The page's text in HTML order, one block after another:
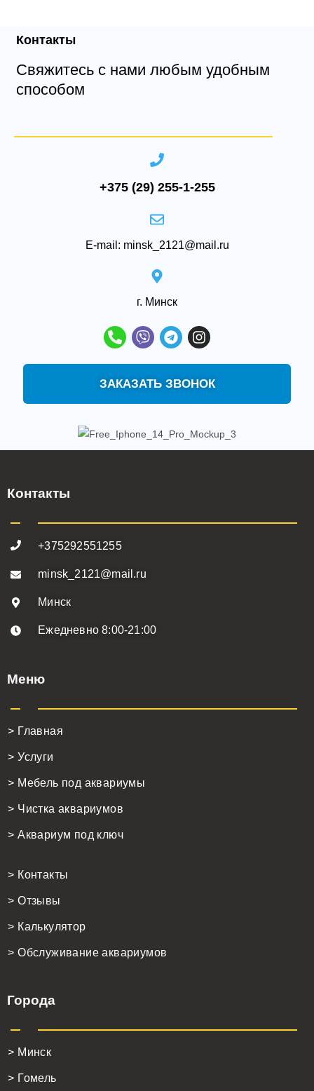
Контакты
Свяжитесь с нами любым удобным
способом
+375 (29) 255-1-255
E-mail: minsk_2121@mail.ru
‌г. Минск
ЗАКАЗАТЬ ЗВОНОК
Контакты
+375292551255
minsk_2121@mail.ru
Минск
Ежедневно 8:00-21:00
Меню
> Главная
> Услуги
> Мебель под аквариумы
> Чистка аквариумов
> Аквариум под ключ
> Контакты
> Отзывы
> Калькулятор
> Обслуживание аквариумов
Города
> Минск
> Гомель